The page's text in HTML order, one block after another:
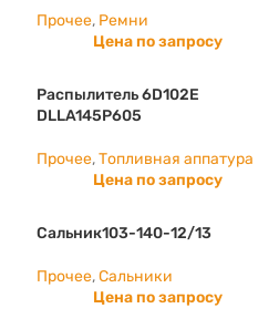
Прочее, Ремни
Цена по запросу
Распылитель 6D102E
DLLA145P605
Прочее,Топливная аппатура
Цена по запросу
Сальник103-140-12/13
Прочее,Сальники
Цена по запросу